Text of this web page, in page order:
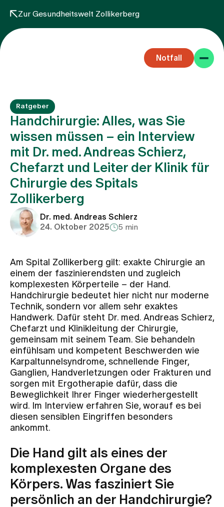
Zur Gesundheitswelt Zollikerberg
Notfall
Fachbereiche
Aufenthalt
Team
Events
Über uns
Aktuelles
Jobs & Karriere
Kontakt
Babygalerie
Medien
Publikationen
Ratgeber
Handchirurgie: Alles, was Sie
wissen müssen – ein Interview
mit Dr. med. Andreas Schierz,
Chefarzt und Leiter der Klinik für
Chirurgie des Spitals
Zollikerberg
Dr. med. Andreas Schierz
24. Oktober 2025
5 min
Am Spital Zollikerberg gilt: exakte Chirurgie an
einem der faszinierendsten und zugleich
komplexesten Körperteile – der Hand.
Handchirurgie bedeutet hier nicht nur moderne
Technik, sondern vor allem sehr exaktes
Handwerk. Dafür steht Dr. med. Andreas Schierz,
Chefarzt und Klinikleitung der Chirurgie,
gemeinsam mit seinem Team. Sie behandeln
einfühlsam und kompetent Beschwerden wie
Karpaltunnelsyndrome, schnellende Finger,
Ganglien, Handverletzungen oder Frakturen und
sorgen mit Ergotherapie dafür, dass die
Beweglichkeit Ihrer Finger wiederhergestellt
wird. Im Interview erfahren Sie, worauf es bei
diesen sensiblen Eingriffen besonders
ankommt.
Die Hand gilt als eines der
komplexesten Organe des
Körpers. Was fasziniert Sie
persönlich an der Handchirurgie?